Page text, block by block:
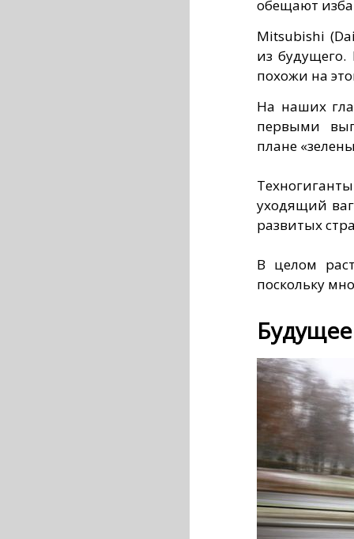
обещают
Mitsubishi
из будущего.
похожи на
На наших
первыми
плане
уходящий
развитых
В целом
поскольку